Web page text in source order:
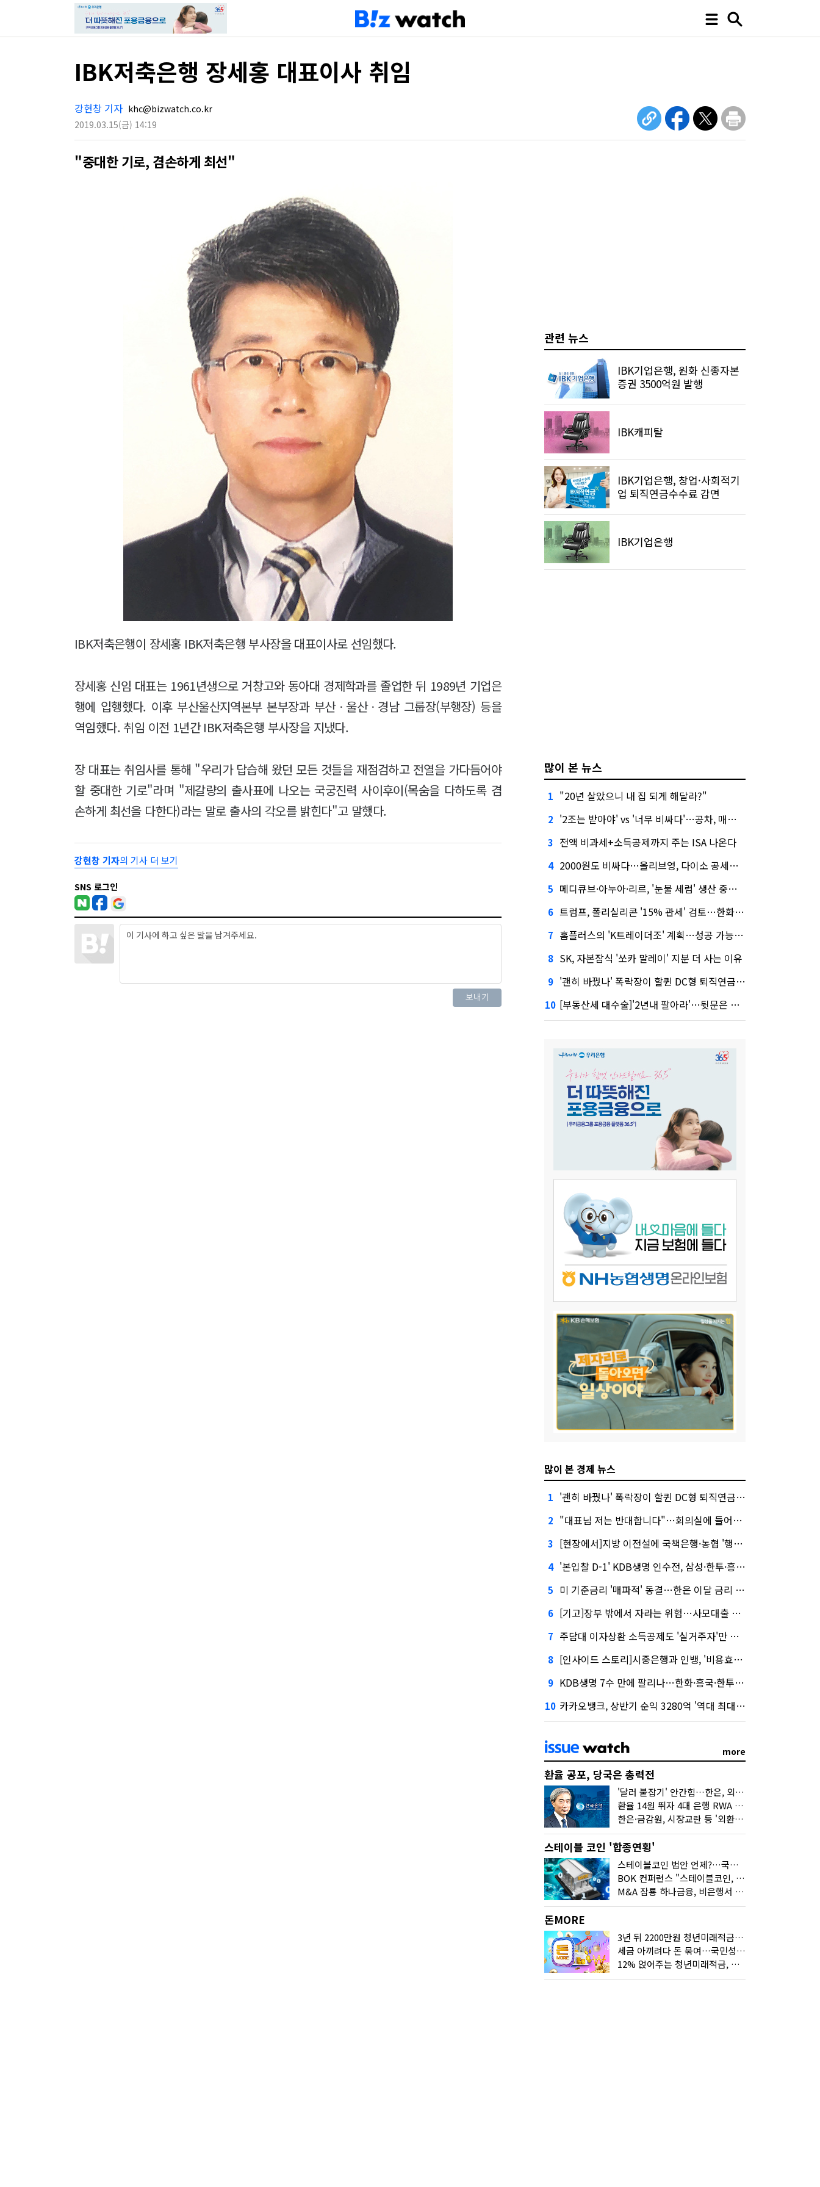
IBK저축은행 장세홍 대표이사 취임
강현창 기자 khc@bizwatch.co.kr
2019.03.15(금) 14:19
"중대한 기로, 겸손하게 최선"
IBK저축은행이 장세홍 IBK저축은행 부사장을 대표이사로 선임했다.
장세홍 신임 대표는 1961년생으로 거창고와 동아대 경제학과를 졸업한 뒤 1989년 기업은
행에 입행했다. 이후 부산울산지역본부 본부장과 부산ㆍ울산ㆍ경남 그룹장(부행장) 등을
역임했다. 취임 이전 1년간 IBK저축은행 부사장을 지냈다.
장 대표는 취임사를 통해 "우리가 답습해 왔던 모든 것들을 재점검하고 전열을 가다듬어야
할 중대한 기로"라며 "제갈량의 출사표에 나오는 국궁진력 사이후이(목숨을 다하도록 겸
손하게 최선을 다한다)라는 말로 출사의 각오를 밝힌다"고 말했다.
강현창 기자의 기사 더 보기
SNS 로그인
관련 뉴스
IBK기업은행, 원화 신종자본
증권 3500억원 발행
IBK캐피탈
IBK기업은행, 창업·사회적기
업 퇴직연금수수료 감면
IBK기업은행
많이 본 뉴스
1 "20년 살았으니 내 집 되게 해달라?"
2 '2조는 받아야' vs '너무 비싸다'…공차, 매각 성공할까
3 전액 비과세+소득공제까지 주는 ISA 나온다
4 2000원도 비싸다…올리브영, 다이소 공세에 '가성비'로 맞불
5 메디큐브·아누아·리르, '눈물 세럼' 생산 중단한다
6 트럼프, 폴리실리콘 '15% 관세' 검토…한화큐셀·OCI 영향은?
7 홈플러스의 'K트레이더조' 계획…성공 가능성은 '글쎄'
8 SK, 자본잠식 '쏘카 말레이' 지분 더 사는 이유
9 '괜히 바꿨나' 폭락장이 할퀸 DC형 퇴직연금…전문가 조언은
10 [부동산세 대수술]'2년내 팔아라'…뒷문은 열었다
많이 본 경제 뉴스
1 '괜히 바꿨나' 폭락장이 할퀸 DC형 퇴직연금…전문가 조언은
2 "대표님 저는 반대합니다"…회의실에 들어온 신한금융 AI
3 [현장에서]지방 이전설에 국책은행·농협 '행동파'…금감원 '신중모드'
4 '본입찰 D-1' KDB생명 인수전, 삼성·한투·흥국 셈법은?
5 미 기준금리 '매파적' 동결…한은 이달 금리 향방은?
6 [기고]장부 밖에서 자라는 위험…사모대출 시장과 AI
7 주담대 이자상환 소득공제도 '실거주자'만 가능
8 [인사이드 스토리]시중은행과 인뱅, '비용효율성' 다른 잣대 왜?
9 KDB생명 7수 만에 팔리나…한화·흥국·한투 3파전
10 카카오뱅크, 상반기 순익 3280억 '역대 최대'…"캐피탈, 자산 1조원 이상"
more
환율 공포, 당국은 총력전
'달러 붙잡기' 안간힘…한은, 외화 초과지준에 이자 6개월 더
환율 14원 뛰자 4대 은행 RWA 6조 '눈덩이'…2배 뛴 2분기는?
한은·금감원, 시장교란 등 '외환공동검사'…환율 급등 전방위 대응
스테이블 코인 '합종연횡'
스테이블코인 법안 언제?…국회에 쏠린 시선
BOK 컨퍼런스 "스테이블코인, 결제 넘어 보험 대출 등 금융 연결 도구"
M&A 잠룡 하나금융, 비은행서 '두나무'로 눈돌린 이유는
돈MORE
3년 뒤 2200만원 청년미래적금, 최고 금리 받으려면?
세금 아끼려다 돈 묶여…국민성장펀드 누가 가입하면 좋을까
12% 얹어주는 청년미래적금, 갈아타기 거절 될수 있어요